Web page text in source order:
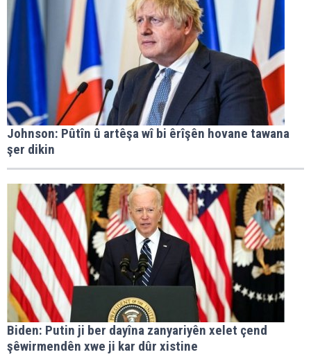
Johnson: Pûtîn û artêşa wî bi êrîşên hovane tawana
şer dikin
Biden: Putin ji ber dayîna zanyariyên xelet çend
şêwirmendên xwe ji kar dûr xistine